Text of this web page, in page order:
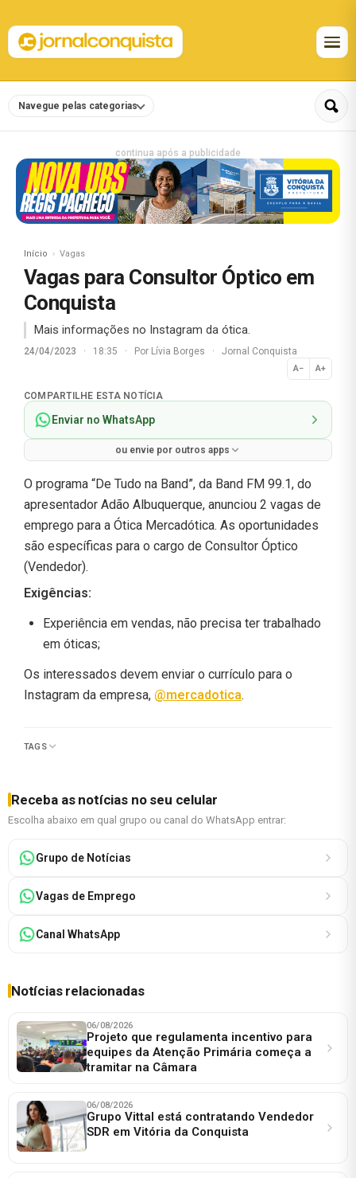
Navegue pelas categorias
continua após a publicidade
Início Vagas
Vagas para Consultor Óptico em
Conquista
Mais informações no Instagram da ótica.
24/04/2023 · 18:35 · Por Lívia Borges · Jornal Conquista
A− A+
Normal
COMPARTILHE ESTA NOTÍCIA
Enviar no WhatsApp
ou envie por outros apps
O programa “De Tudo na Band”, da Band FM 99.1, do
apresentador Adão Albuquerque, anunciou 2 vagas de
emprego para a Ótica Mercadótica. As oportunidades
são específicas para o cargo de Consultor Óptico
(Vendedor).
Exigências:
Experiência em vendas, não precisa ter trabalhado
em óticas;
Os interessados devem enviar o currículo para o
Instagram da empresa, @mercadotica.
TAGS
Receba as notícias no seu celular
Escolha abaixo em qual grupo ou canal do WhatsApp entrar:
Grupo de Notícias
Vagas de Emprego
Canal WhatsApp
Notícias relacionadas
06/08/2026
Projeto que regulamenta incentivo para
equipes da Atenção Primária começa a
tramitar na Câmara
06/08/2026
Grupo Vittal está contratando Vendedor
SDR em Vitória da Conquista